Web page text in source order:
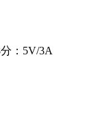
：5V/3A